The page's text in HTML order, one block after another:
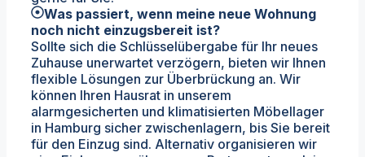
Was passiert, wenn meine neue Wohnung
noch nicht einzugsbereit ist?
Sollte sich die Schlüsselübergabe für Ihr neues
Zuhause unerwartet verzögern, bieten wir Ihnen
flexible Lösungen zur Überbrückung an. Wir
können Ihren Hausrat in unserem
alarmgesicherten und klimatisierten Möbellager
in Hamburg sicher zwischenlagern, bis Sie bereit
für den Einzug sind. Alternativ organisieren wir